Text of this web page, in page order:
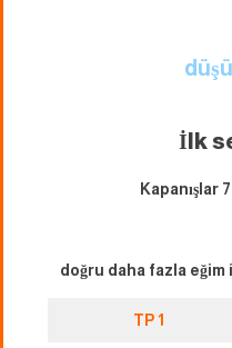
İlk
Kapanışlar
doğru daha fazla
TP 1